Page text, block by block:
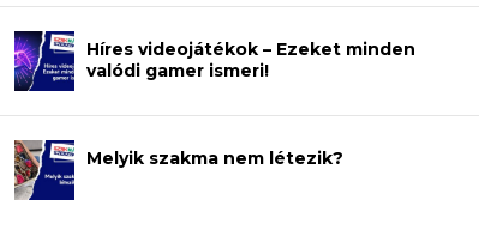
Híres videojátékok – Ezeket minden
valódi gamer ismeri!
Melyik szakma nem létezik?